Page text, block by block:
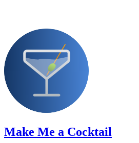
Make Me a Cocktail